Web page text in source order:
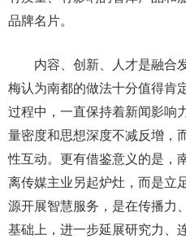
品牌名片。
内容、创新、人才是融合
梅认为南都的做法十分值得肯
过程中，一直保持着新闻影响
量密度和思想深度不减反增，
性互动。更有借鉴意义的是，
离传媒主业另起炉灶，而是立
源开展智慧服务，是在传播力
基础上，进一步延展研究力、